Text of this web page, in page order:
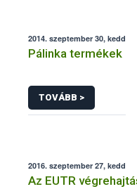
2014. szeptember 30, kedd
Pálinka termékek
TOVÁBB >
2016. szeptember 27, kedd
Az EUTR